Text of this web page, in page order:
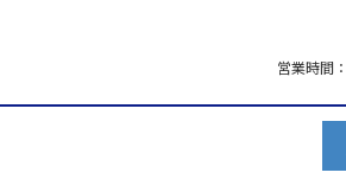
営業時間：